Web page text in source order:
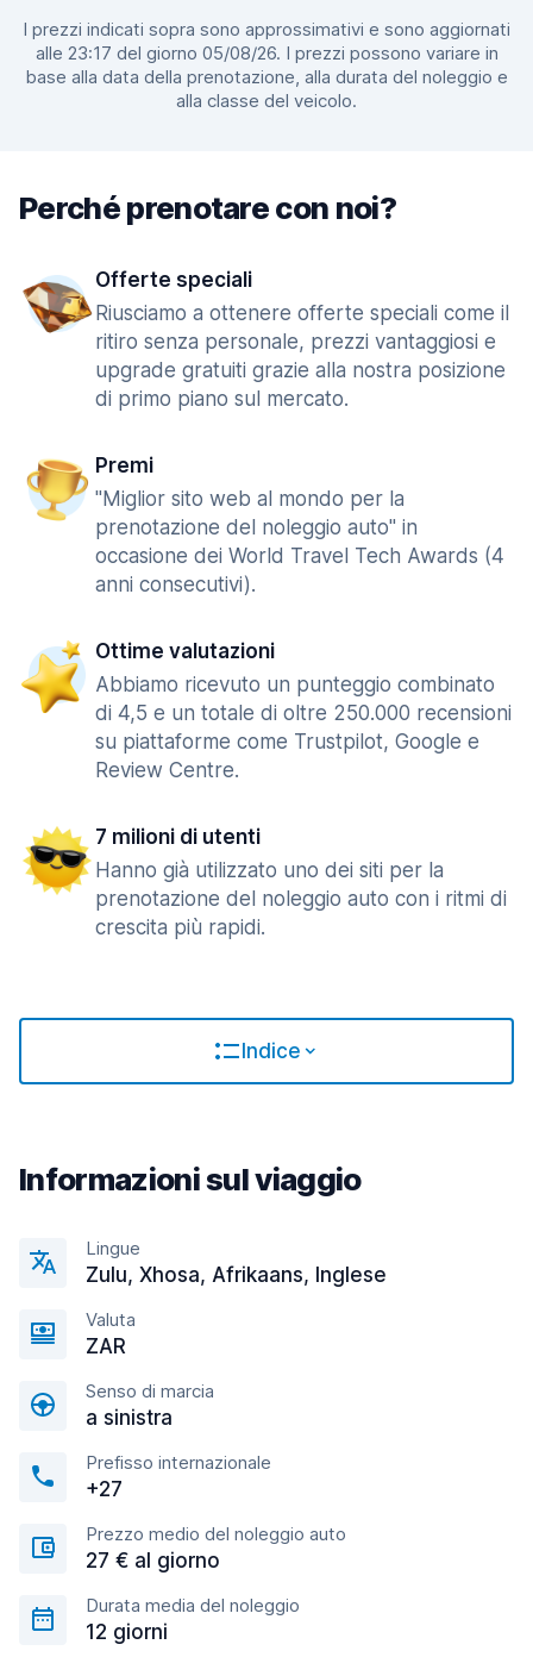
I prezzi indicati sopra sono approssimativi e sono aggiornati
alle 23:17 del giorno 05/08/26. I prezzi possono variare in
base alla data della prenotazione, alla durata del noleggio e
alla classe del veicolo.
Perché prenotare con noi?
Offerte speciali
Riusciamo a ottenere offerte speciali come il
ritiro senza personale, prezzi vantaggiosi e
upgrade gratuiti grazie alla nostra posizione
di primo piano sul mercato.
Premi
"Miglior sito web al mondo per la
prenotazione del noleggio auto" in
occasione dei World Travel Tech Awards (4
anni consecutivi).
Ottime valutazioni
Abbiamo ricevuto un punteggio combinato
di 4,5 e un totale di oltre 250.000 recensioni
su piattaforme come Trustpilot, Google e
Review Centre.
7 milioni di utenti
Hanno già utilizzato uno dei siti per la
prenotazione del noleggio auto con i ritmi di
crescita più rapidi.
Indice
Informazioni sul viaggio
Lingue
Zulu, Xhosa, Afrikaans, Inglese
Valuta
ZAR
Senso di marcia
a sinistra
Prefisso internazionale
+27
Prezzo medio del noleggio auto
27 € al giorno
Durata media del noleggio
12 giorni